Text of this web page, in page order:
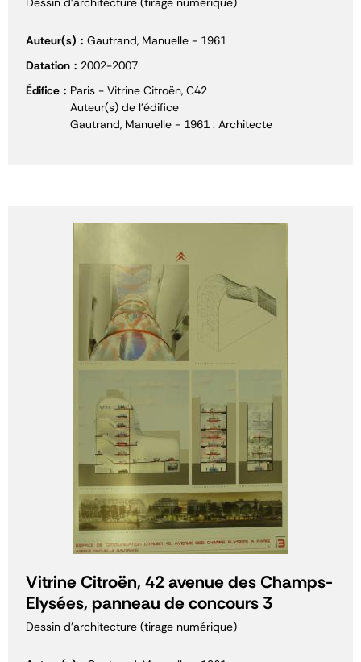
Auteur(s)
Gautrand, Manuelle - 1961
Datation
2002-2007
Édifice
Paris - Vitrine Citroën, C42
Auteur(s) de l'édifice
Gautrand, Manuelle - 1961 : Architecte
Vitrine Citroën, 42 avenue des Champs-
Elysées, panneau de concours 3
Dessin d'architecture (tirage numérique)